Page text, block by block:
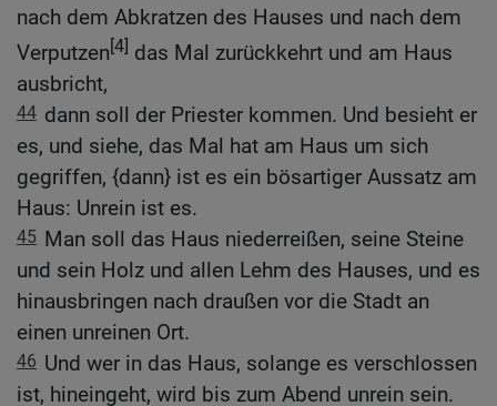
nach dem Abkratzen des Hauses und nach dem
Verputzen[4] das Mal zurückkehrt und am Haus
ausbricht,
44 dann soll der Priester kommen. Und besieht er
es, und siehe, das Mal hat am Haus um sich
gegriffen, {dann} ist es ein bösartiger Aussatz am
Haus: Unrein ist es.
45 Man soll das Haus niederreißen, seine Steine
und sein Holz und allen Lehm des Hauses, und es
hinausbringen nach draußen vor die Stadt an
einen unreinen Ort.
46 Und wer in das Haus, solange es verschlossen
ist, hineingeht, wird bis zum Abend unrein sein.